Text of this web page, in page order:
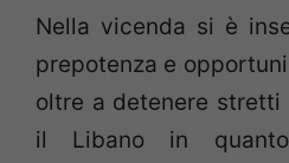
Nella vicenda si è
prepotenza e
oltre a detenere
il Libano in